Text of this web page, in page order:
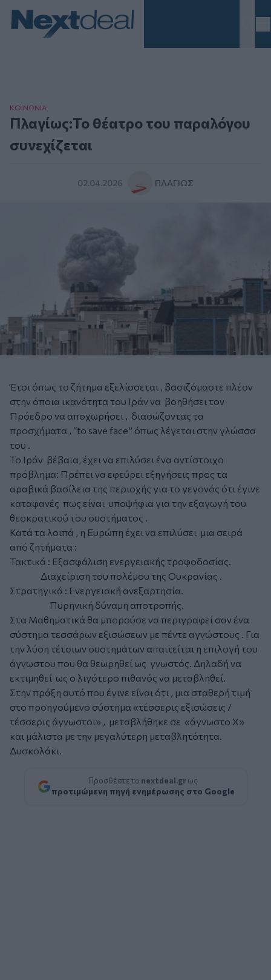
ΚΟΙΝΩΝΙΑ
Πλαγίως:Το θέατρο του παραλόγου
συνεχίζεται
02.04.2026 ΠΛΑΓΊΩΣ
Έτσι όπως το ζήτημα εξελίσσεται , βασιζόμαστε πλέον
στην όποια ικανότητα του Ιράν να βοηθήσει τον
Πρόεδρο να αποχωρήσει , διασώζοντας τα
προσχήματα , “to save face” όπως λέγεται στην γλώσσα
του .
Το Ιράν βέβαια, έχει να επιλύσει ένα αντίστοιχο
πρόβλημα: Πρέπει να εφεύρει εξηγήσεις προς τα
αραβικά βασίλεια της περιοχής για το γεγονός ότι έγινε
καταφανές πως είναι υποψήφια για την εξαγωγή του
θεοκρατικού του συστήματος .
Κατά τα λοιπά , η Ευρώπη έχει να επιλύσει μια σειρά
από ζητήματα :
Τακτικά : Εξασφάλιση ενεργειακής τροφοδοσίας.
Διαχείριση του πολέμου της Ουκρανίας .
Στρατηγικά : Ενεργειακή ανεξαρτησία.
Πυρηνική δύναμη αποτροπής.
Στα Μαθηματικά θα μπορούσε να περιγραφεί σαν ένα
σύστημα τεσσάρων εξισώσεων με πέντε αγνώστους . Για
την λύση τέτοιων συστημάτων απαιτείται η επιλογή του
άγνωστου που θα θεωρηθεί ως γνωστός. Δηλαδή να
εκτιμηθεί ως ο λιγότερο πιθανός να μεταβληθεί.
Στην πράξη αυτό που έγινε είναι ότι , μια σταθερή τιμή
στο προηγούμενο σύστημα «τέσσερις εξισώσεις /
τέσσερις άγνωστοι» , μεταβλήθηκε σε «άγνωστο Χ»
και μάλιστα με την μεγαλύτερη μεταβλητότητα.
Δυσκολάκι.
Προσθέστε το nextdeal.gr ως
προτιμώμενη πηγή ενημέρωσης στο Google